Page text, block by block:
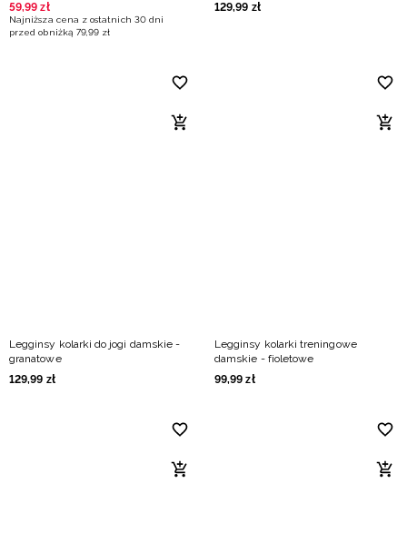
59,99 zł
Najniższa cena z ostatnich 30 dni
przed obniżką 79,99 zł
129,99 zł
Legginsy kolarki do jogi damskie -
granatowe
129,99 zł
Legginsy kolarki treningowe
damskie - fioletowe
99,99 zł